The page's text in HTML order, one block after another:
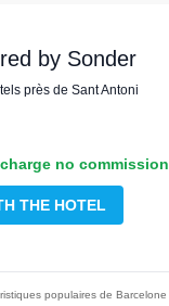
by Sonder
près de Sant Antoni
no
THE HOTEL
populaires de Barcelone